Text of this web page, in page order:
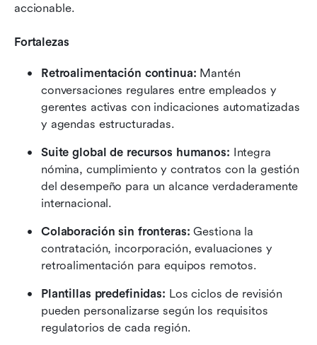
accionable.
Fortalezas
Retroalimentación continua: Mantén
conversaciones regulares entre empleados y
gerentes activas con indicaciones automatizadas
y agendas estructuradas.
Suite global de recursos humanos: Integra
nómina, cumplimiento y contratos con la gestión
del desempeño para un alcance verdaderamente
internacional.
Colaboración sin fronteras: Gestiona la
contratación, incorporación, evaluaciones y
retroalimentación para equipos remotos.
Plantillas predefinidas: Los ciclos de revisión
pueden personalizarse según los requisitos
regulatorios de cada región.